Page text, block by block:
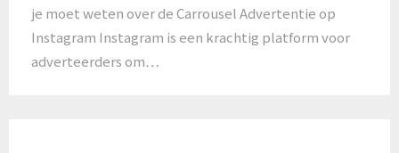
je moet weten over de Carrousel Advertentie op
Instagram Instagram is een krachtig platform voor
adverteerders om…